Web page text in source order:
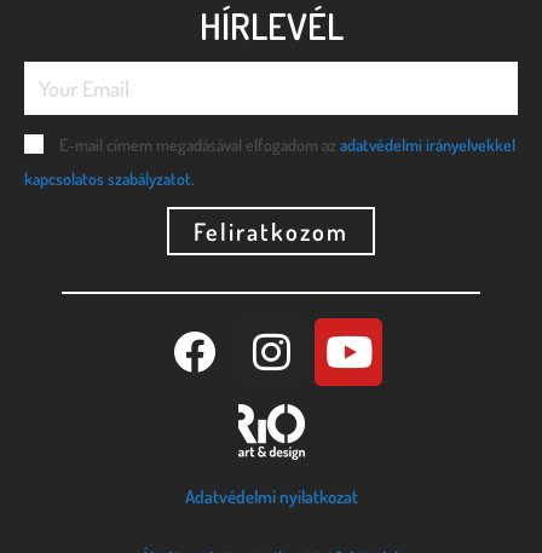
HÍRLEVÉL
E-mail címem megadásával elfogadom az adatvédelmi irányelvekkel
kapcsolatos szabályzatot.
Feliratkozom
Adatvédelmi nyilatkozat